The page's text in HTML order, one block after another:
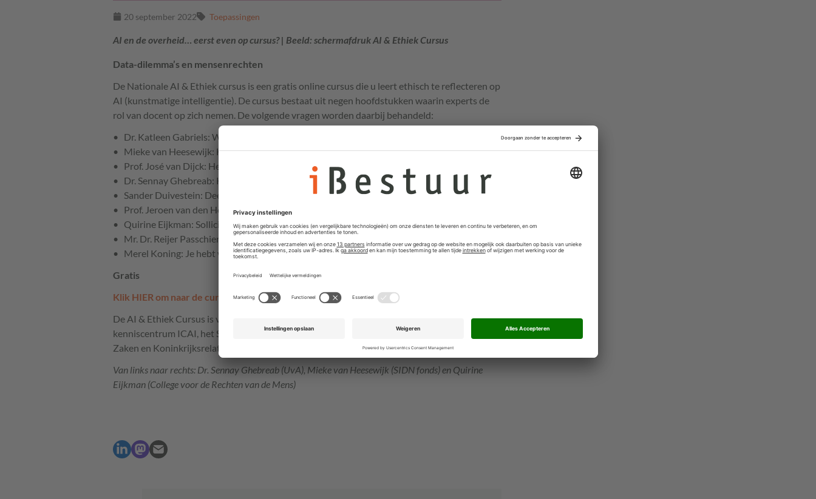
20 september 2022 Toepassingen
AI en de overheid… eerst even op cursus? | Beeld: schermafdruk AI & Ethiek Cursus
Data-dilemma’s en mensenrechten
De Nationale AI & Ethiek cursus is een gratis online cursus die u leert ethisch te reflecteren op
AI (kunstmatige intelligentie). De cursus bestaat uit negen hoofdstukken waarin experts de
rol van docent op zich nemen. De volgende vragen worden daarbij behandeld:
Dr. Katleen Gabriels: Wat is ethiek?
Mieke van Heesewijk: Het internet is nog niet kapot
Prof. José van Dijck: Het probleem van Facebook
Dr. Sennay Ghebreab: Kunstmatige ongelijkheid
Sander Duivestein: Deep fakes en desinformatie
Prof. Jeroen van den Hoven: Ethiek op de tekentafel
Quirine Eijkman: Solliciteren bij een robot
Mr. Dr. Reijer Passchier: AI en de democratie
Merel Koning: Je hebt wél wat te verbergen!
Gratis
Klik HIER om naar de cursus te gaan
De AI & Ethiek Cursus is voor deelnemers gratis te volgen, dankzij financiële steun van het
kenniscentrum ICAI, het SIDN
fonds en een subsidie van het ministerie van Binnenlandse
Zaken en Koninkrijksrelaties.
Van links naar rechts: Dr. Sennay Ghebreab (UvA), Mieke van Heesewijk (SIDNfonds) en Quirine
Eijkman (College voor de Rechten van de Mens)